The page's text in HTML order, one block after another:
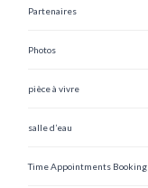
Partenaires
Photos
pièce à vivre
salle d’eau
Time Appointments Booking